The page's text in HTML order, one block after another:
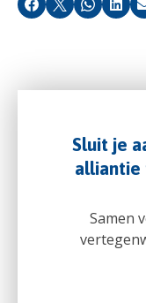
Facebook
X
Sluit je
alliantie
Samen